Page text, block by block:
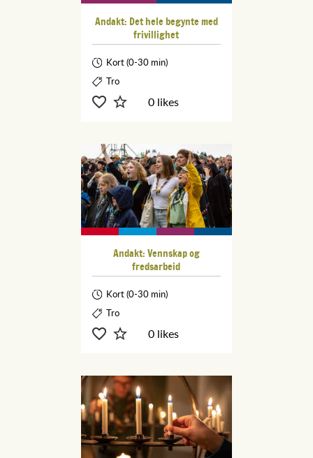
Andakt: Det hele begynte med
frivillighet
Kort (0-30 min)
Tro
0 likes
Andakt: Vennskap og
fredsarbeid
Kort (0-30 min)
Tro
0 likes